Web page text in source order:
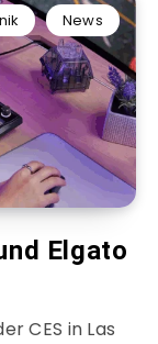
News
Elgato
CES in Las